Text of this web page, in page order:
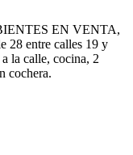
EN VENTA,
28 entre calles 19 y
la calle, cocina, 2
cochera.